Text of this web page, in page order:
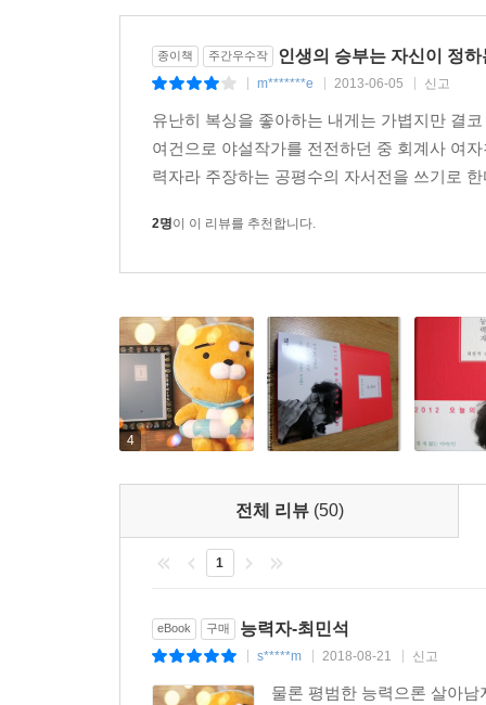
가치관을 갖고 오로지 승부에만 집착하며 결과만
못한다. 사회는 능력자를 넘어선 ‘초능력자’를
위해, 주부들은 더 넓은 집을 위해, 청춘들은 더
우리는 “저의 오늘은 모두 어제의 희생의 결과
가한다.
그러나 공평수는 “평범함 능력만으로도 의미
떠나, 달리고, 땀이 나고, 눈물이 나는 그 과정,
삶의 근육을 이완시켜 주는 유머의 힘, 새로운 웃
최민석 소설의 가장 큰 특징은 바로 ‘리듬’이다.
유후! 소리를 지를 때가 있다. 최민석의 소설이
말을 빌리자면, “B급 정서로 무장한 최민석의
작가는 비단 최민석이 처음은 아니다. 그런데 이
그는 첨예한 사회 문제를, 지나친 엄숙주의에서
최민석의 유머는 용감하다. 그에게서 작가로서의
그의 작품들은, 그야말로 ‘갈 데까지 간다.’ 흡
속으로만 생각하고 그만둘 법한 것을 그는 과감
종이책 주간우수작 인생의 승부는 자신이 정하
m*******e 2013-06-05 신고
유난히 복싱을 좋아하는 내게는 가볍지만 결
여건으로 야설작가를 전전하던 중 회계사 여
력자라 주장하는 공평수의 자서전을 쓰기로
2명이 이 리뷰를 추천합니다.
4
전체 리뷰 (50)
1
eBook 구매 능력자-최민석
s*****m 2018-08-21 신고
물론 평범한 능력으론 살아